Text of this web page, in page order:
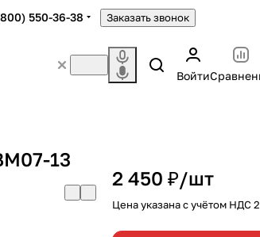
550-36-38 Заказать звонок
Войти
13
2 450 ₽/шт
Цена указана с учётом НДС